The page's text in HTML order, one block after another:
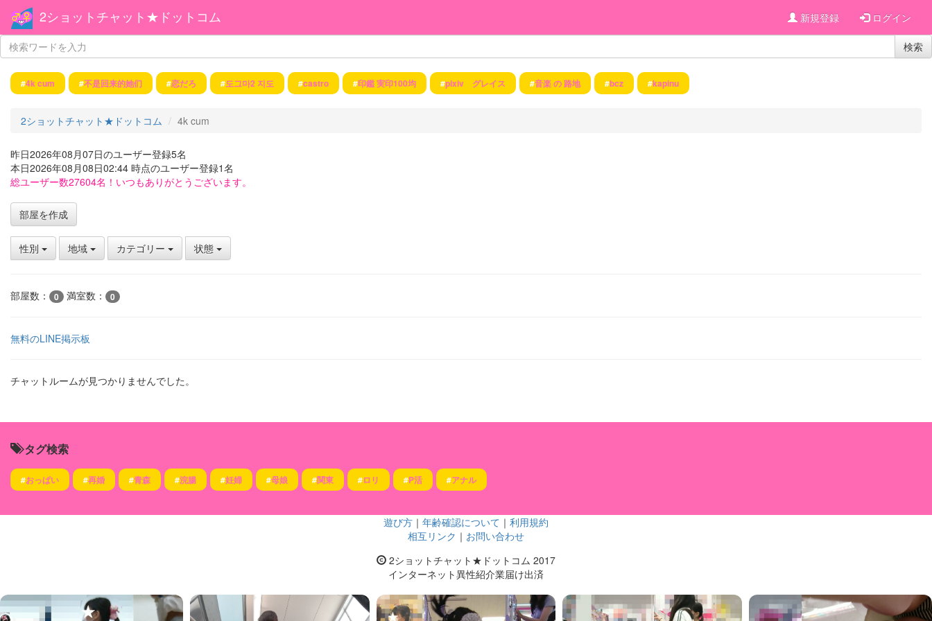
2ショットチャット★ドットコム 新規登録 ログイン
検索
#4k cum #不是回来的她们 #恋だろ #도그마2 지도 #castro #印鑑 実印100均 #pixiv グレイス #音楽 の 路地 #bcz #kapinu
2ショットチャット★ドットコム 4k cum
昨日2026年08月07日のユーザー登録5名
本日2026年08月08日02:44 時点のユーザー登録1名
総ユーザー数27604名！いつもありがとうございます。
部屋を作成
性別 地域 カテゴリー 状態
部屋数： 0 満室数： 0
無料のLINE掲示板
チャットルームが見つかりませんでした。
タグ検索
#おっぱい #再婚 #青森 #浣腸 #妊婦 #母娘 #関東 #ロリ #P活 #アナル
遊び方 ｜ 年齢確認について ｜ 利用規約
相互リンク ｜ お問い合わせ
2ショットチャット★ドットコム 2017
インターネット異性紹介業届け出済